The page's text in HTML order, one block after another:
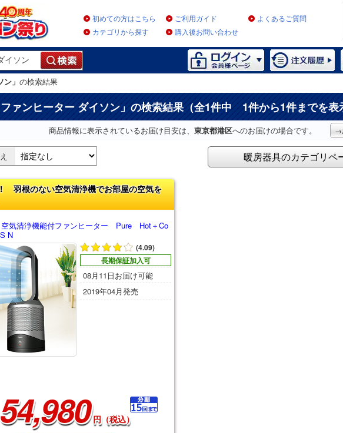
初めての方はこちら ご利用ガイド
よくあるご質問
カテゴリから探す
購入後お問い合わせ
」 の検索結果
ァンヒーター ダイソン 」の検索結果（全1件中 1件から1件までを表
商品情報に表示されているお届け目安は、 東京都港区へのお届けの場合です。 →
暖房器具のカテゴリペ
羽根のない空気清浄機でお部屋の空気を
気清浄機能付ファンヒーター Pure Hot＋Co
N
(4.09)
長期保証加入可
08月11日お届け可能
2019年04月発売
54,980 円（税込）